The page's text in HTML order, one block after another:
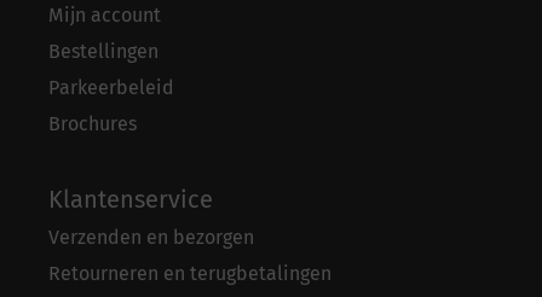
Mijn account
Bestellingen
Parkeerbeleid
Brochures
Klantenservice
Verzenden en bezorgen
Retourneren en terugbetalingen